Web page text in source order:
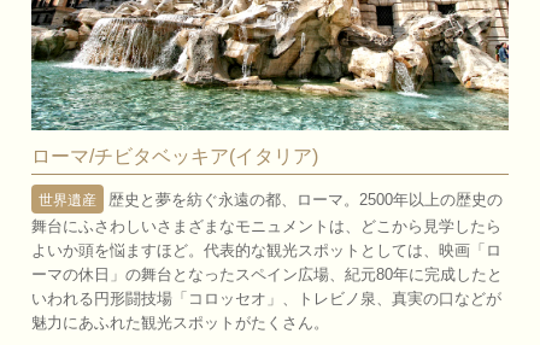
ローマ/チビタベッキア(イタリア)
世界遺産
歴史と夢を紡ぐ永遠の都、ローマ。2500年以上の歴史の
舞台にふさわしいさまざまなモニュメントは、どこから見学したら
よいか頭を悩ますほど。代表的な観光スポットとしては、映画「ロ
ーマの休日」の舞台となったスペイン広場、紀元80年に完成したと
いわれる円形闘技場「コロッセオ」、トレビノ泉、真実の口などが
魅力にあふれた観光スポットがたくさん。